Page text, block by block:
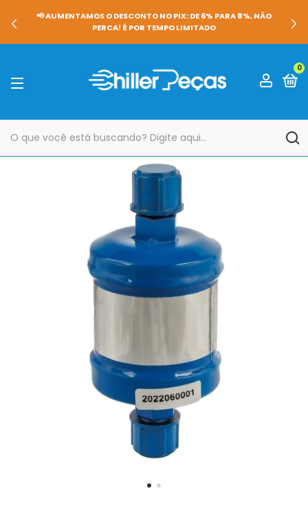
🚀 NOVIDADE! RECEBA SEU PEDIDO EM ATÉ 2 HORAS NA
DE SÃO PAULO COM O FRETE TURBO ⚡🚚
0